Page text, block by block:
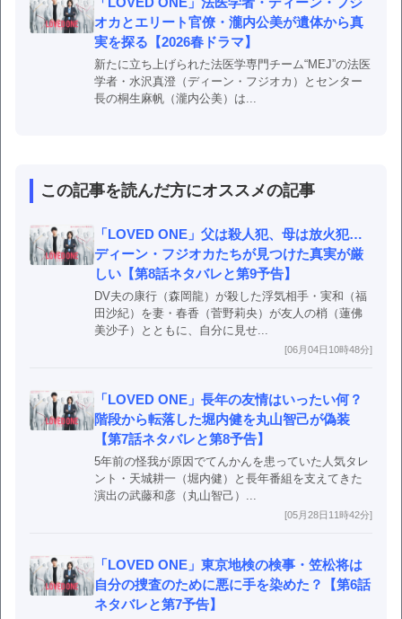
オカとエリート官僚・瀧内公美が遺体から真
実を探る【2026春ドラマ】
新たに立ち上げられた法医学専門チーム“MEJ”の法医
学者・水沢真澄（ディーン・フジオカ）とセンター
長の桐生麻帆（瀧内公美）は...
この記事を読んだ方にオススメの記事
「LOVED ONE」父は殺人犯、母は放火犯…
ディーン・フジオカたちが見つけた真実が厳
しい【第8話ネタバレと第9予告】
DV夫の康行（森岡龍）が殺した浮気相手・実和（福
田沙紀）を妻・春香（菅野莉央）が友人の梢（蓮佛
美沙子）とともに、自分に見せ...
[06月04日10時48分]
「LOVED ONE」長年の友情はいったい何？
階段から転落した堀内健を丸山智己が偽装
【第7話ネタバレと第8予告】
5年前の怪我が原因でてんかんを患っていた人気タレ
ント・天城耕一（堀内健）と長年番組を支えてきた
演出の武藤和彦（丸山智己）...
[05月28日11時42分]
「LOVED ONE」東京地検の検事・笠松将は
自分の捜査のために悪に手を染めた？【第6話
ネタバレと第7予告】